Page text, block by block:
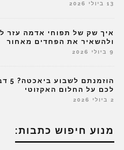
13 ביולי 2026
איך שק של תפוחי אדמה עזר
ולהשאיר את הפחדים מאחור
9 ביולי 2026
לכם על החלום האקזוטי
2 ביולי 2026
מנוע חיפוש כתבות: